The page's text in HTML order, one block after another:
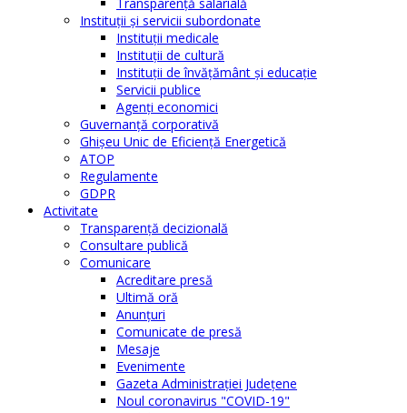
Instituţii şi servicii subordonate
Instituţii medicale
Instituţii de cultură
Instituţii de învăţământ şi educaţie
Servicii publice
Agenţi economici
Guvernanță corporativă
Ghişeu Unic de Eficienţă Energetică
ATOP
Regulamente
GDPR
Activitate
Transparenţă decizională
Consultare publică
Comunicare
Acreditare presă
Ultimă oră
Anunţuri
Comunicate de presă
Mesaje
Evenimente
Gazeta Administraţiei Judeţene
Noul coronavirus "COVID-19"